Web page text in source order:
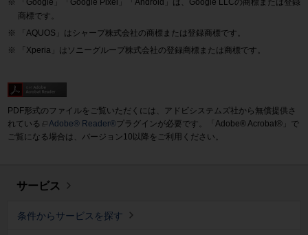
「Google」「Google Pixel」「Android」は、Google LLCの商標または登録
商標です。
「AQUOS」はシャープ株式会社の商標または登録商標です。
「Xperia」はソニーグループ株式会社の登録商標または商標です。
PDF形式のファイルをご覧いただくには、アドビシステムズ社から無償提供さ
れている
Adobe® Reader®プラグインが必要です。「Adobe® Acrobat®」で
ご覧になる場合は、バージョン10以降をご利用ください。
サービス
条件からサービスを探す